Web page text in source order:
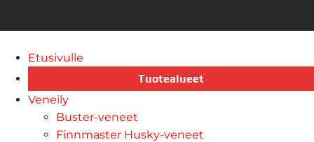
Etusivulle
Tuotealueet
Veneily
Buster-veneet
Finnmaster Husky-veneet